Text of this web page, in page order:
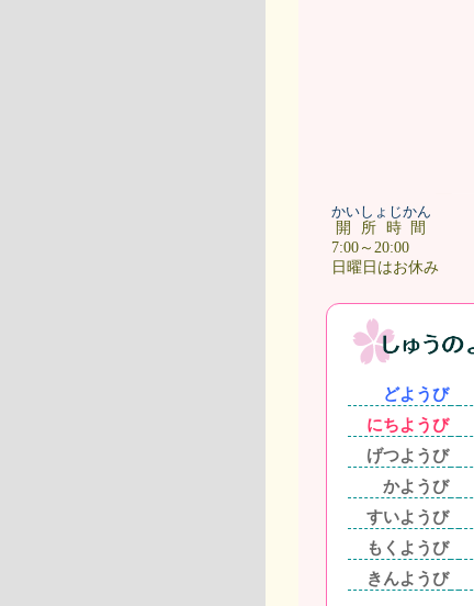
開所時間
かいしょじかん
7:00～20:00
日曜日はお休み
どようび
にちようび
げつようび
かようび
すいようび
もくようび
きんようび